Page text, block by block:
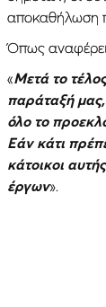
αποκαθήλωση
Όπως
«Μετά το
παράταξή
όλο το
Εάν κάτι
κάτοικοι
έργων».